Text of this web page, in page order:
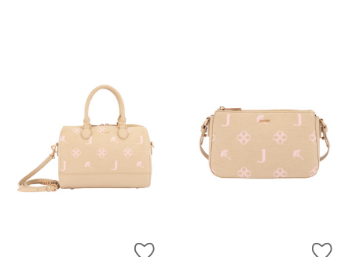
ZUR WUNSCHLISTE HINZUFÜGEN